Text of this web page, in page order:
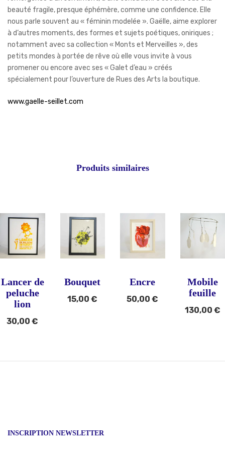
beauté fragile, presque éphémère, comme une confidence. Elle
nous parle souvent au « féminin modelée ». Gaëlle, aime explorer
à d’autres moments, des formes et sujets poétiques, oniriques ;
notamment avec sa collection « Monts et Merveilles », des
petits mondes à portée de rêve où elle vous invite à vous
promener ou encore avec ses « Galet d’eau » créés
spécialement pour l’ouverture de Rues des Arts la boutique.
www.gaelle-seillet.com
Produits similaires
Lancer de
peluche
lion
30,00€
Bouquet
15,00€
Encre
50,00€
Mobile
feuille
130,00 €
INSCRIPTION NEWSLETTER